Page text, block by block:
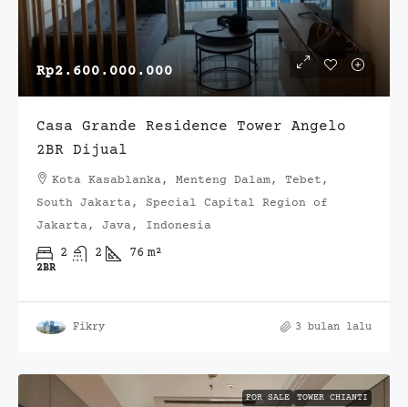
Rp2.600.000.000
Casa Grande Residence Tower Angelo
2BR Dijual
Kota Kasablanka, Menteng Dalam, Tebet,
South Jakarta, Special Capital Region of
Jakarta, Java, Indonesia
2 2 76 m²
2BR
Fikry 3 bulan lalu
FOR SALE TOWER CHIANTI